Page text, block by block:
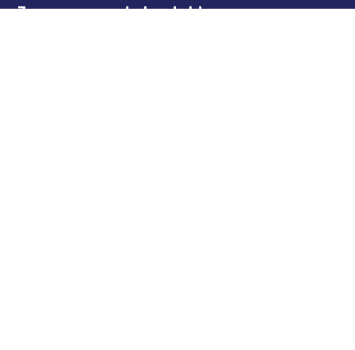
Zapraszamy do kontaktu